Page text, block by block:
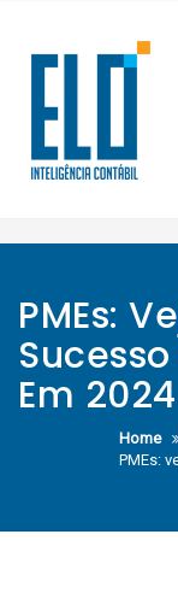
content
PMEs:
Em 2024
Home
PMEs: